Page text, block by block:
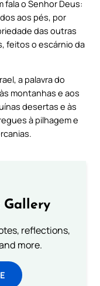
fala o Senhor Deus:
aos pés, por
das outras
feitos o escárnio da
a palavra do
montanhas e aos
desertas e às
à pilhagem e
Gallery
reflections,
more.